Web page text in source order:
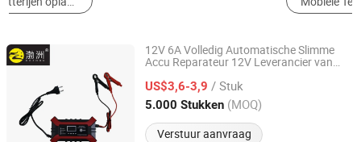
12V 6A Volledig Automatische Slimme
Accu Reparateur 12V Leverancier van
US$3,6-3,9 / Stuk
5.000 Stukken (MOQ)
Verstuur aanvraag
Yangzhou Bozhou Import and Export Trading Co., Ltd.
Jiangsu, China Sinds 2025